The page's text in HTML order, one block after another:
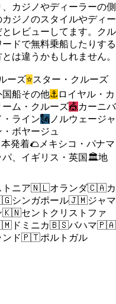
カジノやディーラーの側
ジノのスタイルやディー
レビューしてます。クル
ドで無料乗船したりする
は違うかもしれません。
ーズ⭐スター・クルーズ
国船その他⚓ ロイヤル・カ
ーム・クルーズ🎪 カーニバ
ライン🗽 ノルウェージャ
ボヤージュ
本発着🌮 メキシコ・パナマ
、イギリス・英国 🏛️地
トニア🇳🇱オランダ🇨🇦カ
シンガポール🇯🇲ジャマ
🇰🇳セントクリストファ
ドミニカ🇧🇸バハマ🇵🇦
ド🇵🇹ポルトガル